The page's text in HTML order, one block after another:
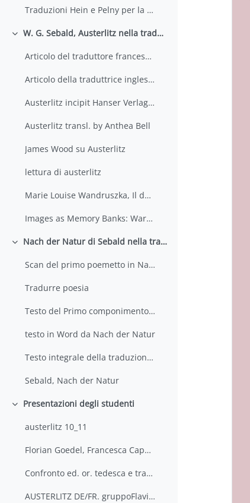
Traduzioni Hein e Pelny per la stampa
Colapsar W. G. Sebald, Austerlitz nella traduzione di Ada Vigliani
Articolo del traduttore francese di Sebald, P. Charbonneau
Articolo della traduttrice inglese di Sebald Anthea Bell
Austerlitz incipit Hanser Verlag 2001
Austerlitz transl. by Anthea Bell
James Wood su Austerlitz
lettura di austerlitz
Marie Louise Wandruszka, Il dubbio sulla fotografia. Brecht, Bachmann, Handke
Images as Memory Banks: Warburg, Wölfflin, Schwitters, and Sebald Kurt W. Forster
Colapsar Nach der Natur di Sebald nella traduzione di Ada Vigliani
Scan del primo poemetto in Nach der Natur
Tradurre poesia
Testo del Primo componimento di Nach der Natur, Wie der Schnee ... con illustrazioni Trittico di Matthias Grünewald
testo in Word da Nach der Natur
Testo integrale della traduzione inglese: After Nature
Sebald, Nach der Natur
Colapsar
Presentazioni degli studenti
austerlitz 10_11
Florian Goedel, Francesca Cappelletti, Giulia Catenazzo, Margherita Avoni, Silvia Stella: Austerlitz Sebald-Vigliani
Confronto ed. or. tedesca e trad. inglese Austerlitz
AUSTERLITZ DE/FR. gruppoFlavia di Battista, Francesca Cappelletti, Margherita Avoni, Silvia Stella